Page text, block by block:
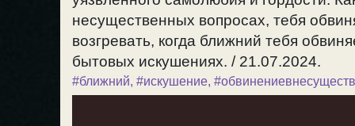
несущественных вопросах, тебя
возгревать, когда ближний тебя
бытовых искушениях. / 21.07.2024.
#ближний, #искушение,